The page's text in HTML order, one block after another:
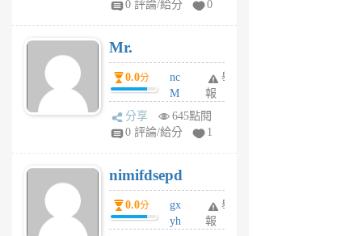
0 評論/給分
0
Mr.
0.0分
nc
M
U
F
U
5
個
月
舉
報
分享
645點閱
0 評論/給分
1
nimifdsepd
0.0分
gx
yh
舉
報